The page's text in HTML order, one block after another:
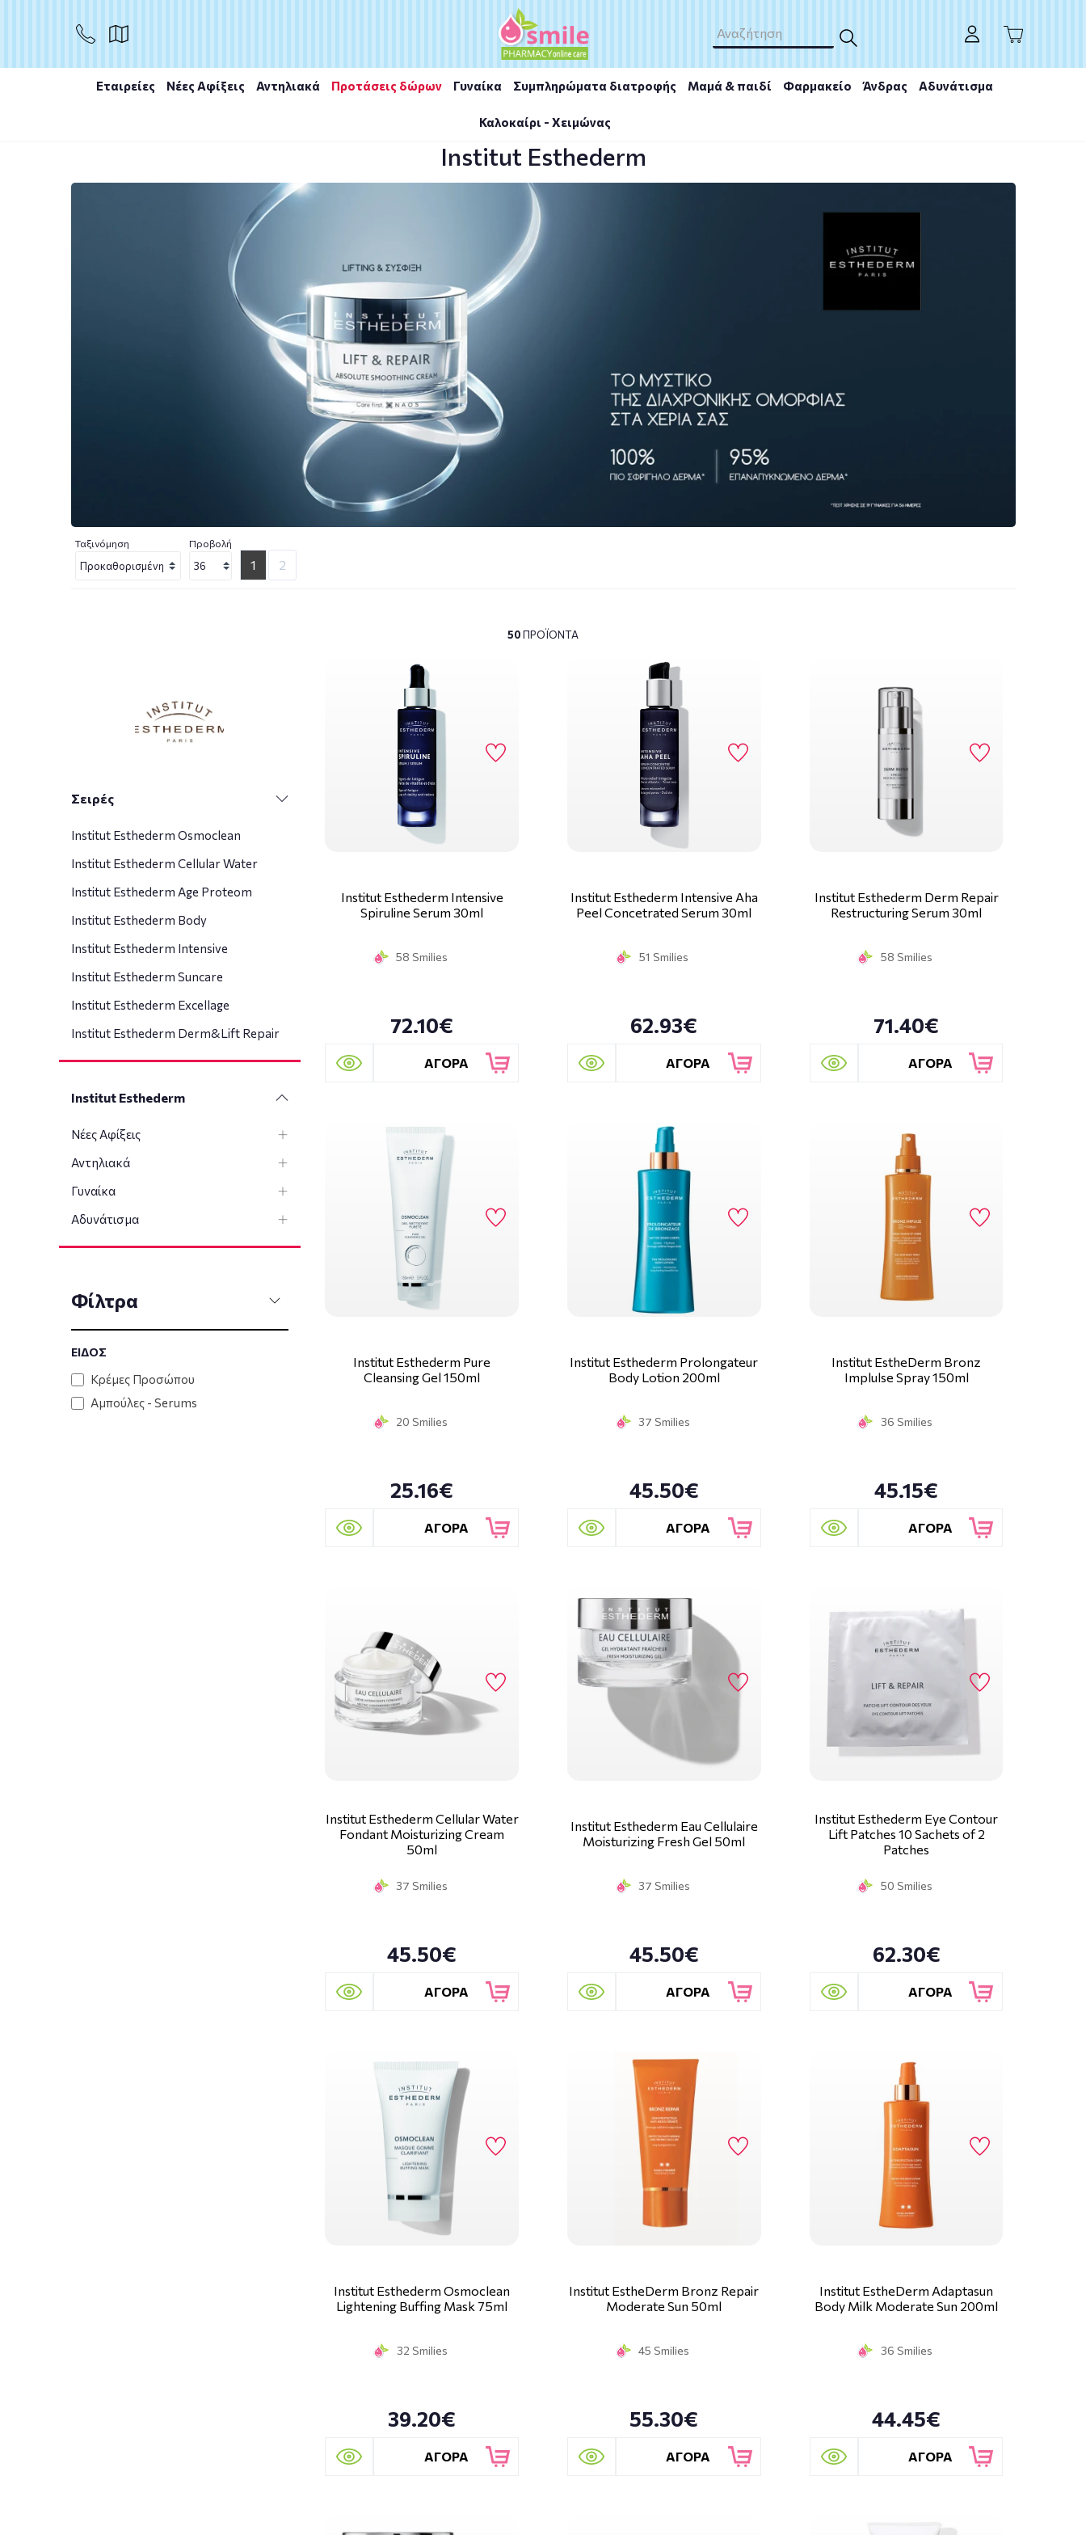
Εταιρείες Νέες Αφίξεις Αντηλιακά Προτάσεις δώρων Γυναίκα Συμπληρώματα διατροφής Μαμά & παιδί Φαρμακείο Άνδρας Αδυνάτισμα
Καλοκαίρι - Χειμώνας
Institut Esthederm
Ταξινόμηση Προβολή
1 2
50ΠΡΟΪΌΝΤΑ
Σειρές
Institut Esthederm Osmoclean
Institut Esthederm Cellular Water
Institut Esthederm Age Proteom
Institut Esthederm Body
Institut Esthederm Intensive
Institut Esthederm Suncare
Institut Esthederm Excellage
Institut Esthederm Derm&Lift Repair
Institut Esthederm
Νέες Αφίξεις
Αντηλιακά
Γυναίκα
Αδυνάτισμα
Φίλτρα
ΕΙΔΟΣ
Κρέμες Προσώπου
Αμπούλες - Serums
Institut Esthederm Intensive
Spiruline Serum 30ml
58 Smilies
72.10€
ΑΓΟΡΑ
Institut Esthederm Intensive Aha
Peel Concetrated Serum 30ml
51 Smilies
62.93€
ΑΓΟΡΑ
Institut Esthederm Derm Repair
Restructuring Serum 30ml
58 Smilies
71.40€
ΑΓΟΡΑ
Institut Esthederm Pure
Cleansing Gel 150ml
20 Smilies
25.16€
ΑΓΟΡΑ
Institut Esthederm Prolongateur
Body Lotion 200ml
37 Smilies
45.50€
ΑΓΟΡΑ
Institut EstheDerm Bronz
Implulse Spray 150ml
36 Smilies
45.15€
ΑΓΟΡΑ
Institut Esthederm Cellular Water
Fondant Moisturizing Cream
50ml
37 Smilies
45.50€
ΑΓΟΡΑ
Institut Esthederm Eau Cellulaire
Moisturizing Fresh Gel 50ml
37 Smilies
45.50€
ΑΓΟΡΑ
Institut Esthederm Eye Contour
Lift Patches 10 Sachets of 2
Patches
50 Smilies
62.30€
ΑΓΟΡΑ
Institut Esthederm Osmoclean
Lightening Buffing Mask 75ml
32 Smilies
39.20€
ΑΓΟΡΑ
Institut EstheDerm Bronz Repair
Moderate Sun 50ml
45 Smilies
55.30€
ΑΓΟΡΑ
Institut EstheDerm Adaptasun
Body Milk Moderate Sun 200ml
36 Smilies
44.45€
ΑΓΟΡΑ